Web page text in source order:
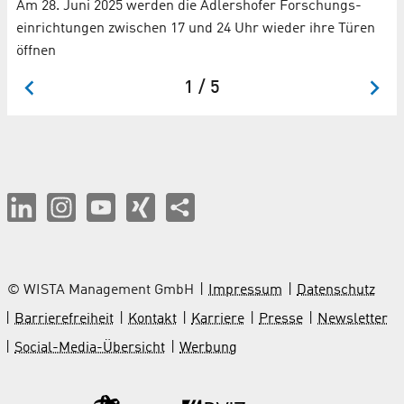
Am 28. Juni 2025 werden die Adlershofer Forschungs­
einrich­tungen zwischen 17 und 24 Uhr wieder ihre Türen
öffnen
1 / 5
© WISTA Management GmbH Impressum
Datenschutz
Barrierefreiheit
Kontakt Karriere Presse
Newsletter
Social-Media-Übersicht
Werbung